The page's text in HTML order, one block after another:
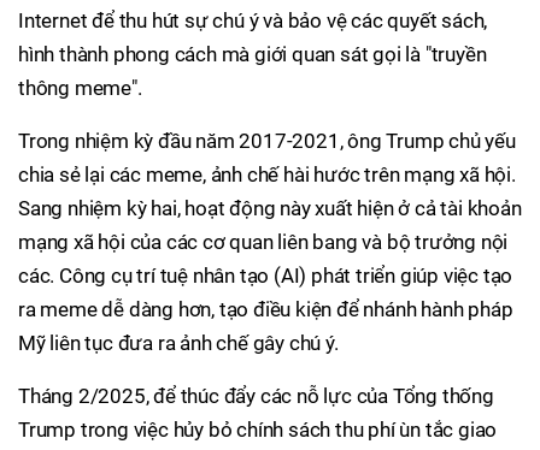
Internet để thu hút sự chú ý và bảo vệ các quyết sách,
hình thành phong cách mà giới quan sát gọi là "truyền
thông meme".
Trong nhiệm kỳ đầu năm 2017-2021, ông Trump chủ yếu
chia sẻ lại các meme, ảnh chế hài hước trên mạng xã hội.
Sang nhiệm kỳ hai, hoạt động này xuất hiện ở cả tài khoản
mạng xã hội của các cơ quan liên bang và bộ trưởng nội
các. Công cụ trí tuệ nhân tạo (AI) phát triển giúp việc tạo
ra meme dễ dàng hơn, tạo điều kiện để nhánh hành pháp
Mỹ liên tục đưa ra ảnh chế gây chú ý.
Tháng 2/2025, để thúc đẩy các nỗ lực của Tổng thống
Trump trong việc hủy bỏ chính sách thu phí ùn tắc giao